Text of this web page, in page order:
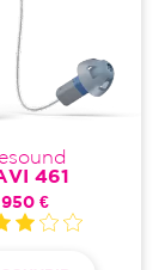
461
950 €